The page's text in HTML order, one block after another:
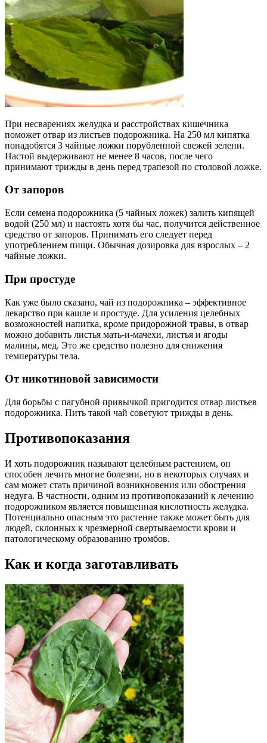
При несварениях желудка и расстройствах кишечника
поможет отвар из листьев подорожника. На 250 мл кипятка
понадобятся 3 чайные ложки порубленной свежей зелени.
Настой выдерживают не менее 8 часов, после чего
принимают трижды в день перед трапезой по столовой ложке.
От запоров
Если семена подорожника (5 чайных ложек) залить кипящей
водой (250 мл) и настоять хотя бы час, получится действенное
средство от запоров. Принимать его следует перед
употреблением пищи. Обычная дозировка для взрослых – 2
чайные ложки.
При простуде
Как уже было сказано, чай из подорожника – эффективное
лекарство при кашле и простуде. Для усиления целебных
возможностей напитка, кроме придорожной травы, в отвар
можно добавить листья мать-и-мачехи, листья и ягоды
малины, мед. Это же средство полезно для снижения
температуры тела.
От никотиновой зависимости
Для борьбы с пагубной привычкой пригодится отвар листьев
подорожника. Пить такой чай советуют трижды в день.
Противопоказания
И хоть подорожник называют целебным растением, он
способен лечить многие болезни, но в некоторых случаях и
сам может стать причиной возникновения или обострения
недуга. В частности, одним из противопоказаний к лечению
подорожником является повышенная кислотность желудка.
Потенциально опасным это растение также может быть для
людей, склонных к чрезмерной свертываемости крови и
патологическому образованию тромбов.
Как и когда заготавливать